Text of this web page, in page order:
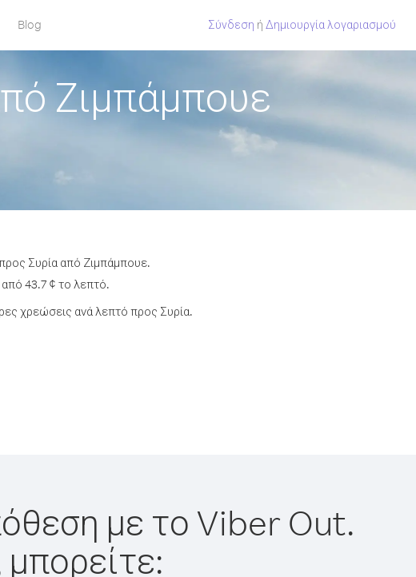
Blog Σύνδεση ή Δημιουργία λογαριασμού
Ζιμπάμπουε
Συρία από Ζιμπάμπουε.
43.7 ¢ το λεπτό.
χρεώσεις ανά λεπτό προς Συρία.
με το Viber Out.